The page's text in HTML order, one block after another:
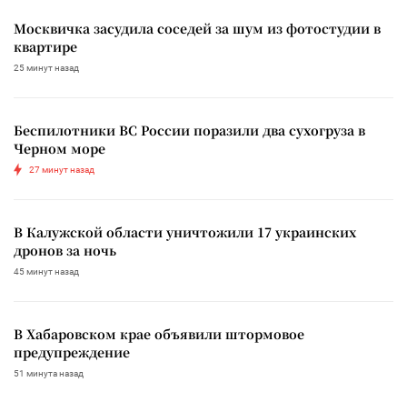
Москвичка засудила соседей за шум из фотостудии в
квартире
25 минут назад
Беспилотники ВС России поразили два сухогруза в
Черном море
27 минут назад
В Калужской области уничтожили 17 украинских
дронов за ночь
45 минут назад
В Хабаровском крае объявили штормовое
предупреждение
51 минута назад